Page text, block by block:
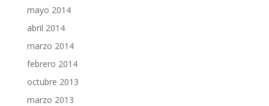
mayo 2014
abril 2014
marzo 2014
febrero 2014
octubre 2013
marzo 2013